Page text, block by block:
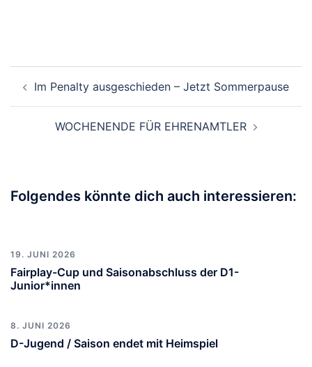
Im Penalty ausgeschieden – Jetzt Sommerpause
WOCHENENDE FÜR EHRENAMTLER
Folgendes könnte dich auch interessieren:
19. JUNI 2026
Fairplay-Cup und Saisonabschluss der D1-
Junior*innen
8. JUNI 2026
D-Jugend / Saison endet mit Heimspiel